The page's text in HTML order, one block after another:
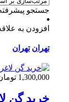
جستجو
افزودن به
تهران تهران
1,300,000 تومان
خرید گن